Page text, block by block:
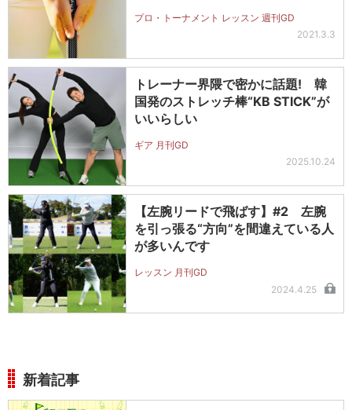
プロ・トーナメント レッスン 週刊GD
2021.3.3
トレーナー界隈で密かに話題! 韓
国発のストレッチ棒“KB STICK”が
いいらしい
ギア 月刊GD
2025.10.24
【左腕リードで飛ばす】#2 左腕
を引っ張る“方向”を間違えている人
が多いんです
レッスン 月刊GD
2024.4.25
新着記事